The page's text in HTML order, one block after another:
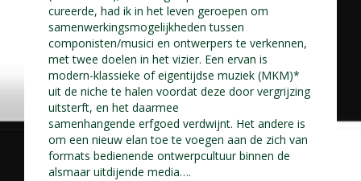
cureerde, had ik in het leven geroepen om
samenwerkingsmogelijkheden tussen
componisten/musici en ontwerpers te verkennen,
met twee doelen in het vizier. Een ervan is
modern-klassieke of eigentijdse muziek (MKM)*
uit de niche te halen voordat deze door vergrijzing
uitsterft, en het daarmee
samenhangende erfgoed verdwijnt. Het andere is
om een nieuw elan toe te voegen aan de zich van
formats bedienende ontwerpcultuur binnen de
alsmaar uitdijende media….